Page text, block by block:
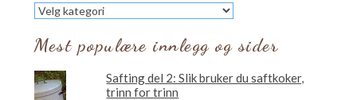
Hva
vil
du
lese
Mest populære innlegg og sider
Safting del 2: Slik bruker du saftkoker,
trinn for trinn